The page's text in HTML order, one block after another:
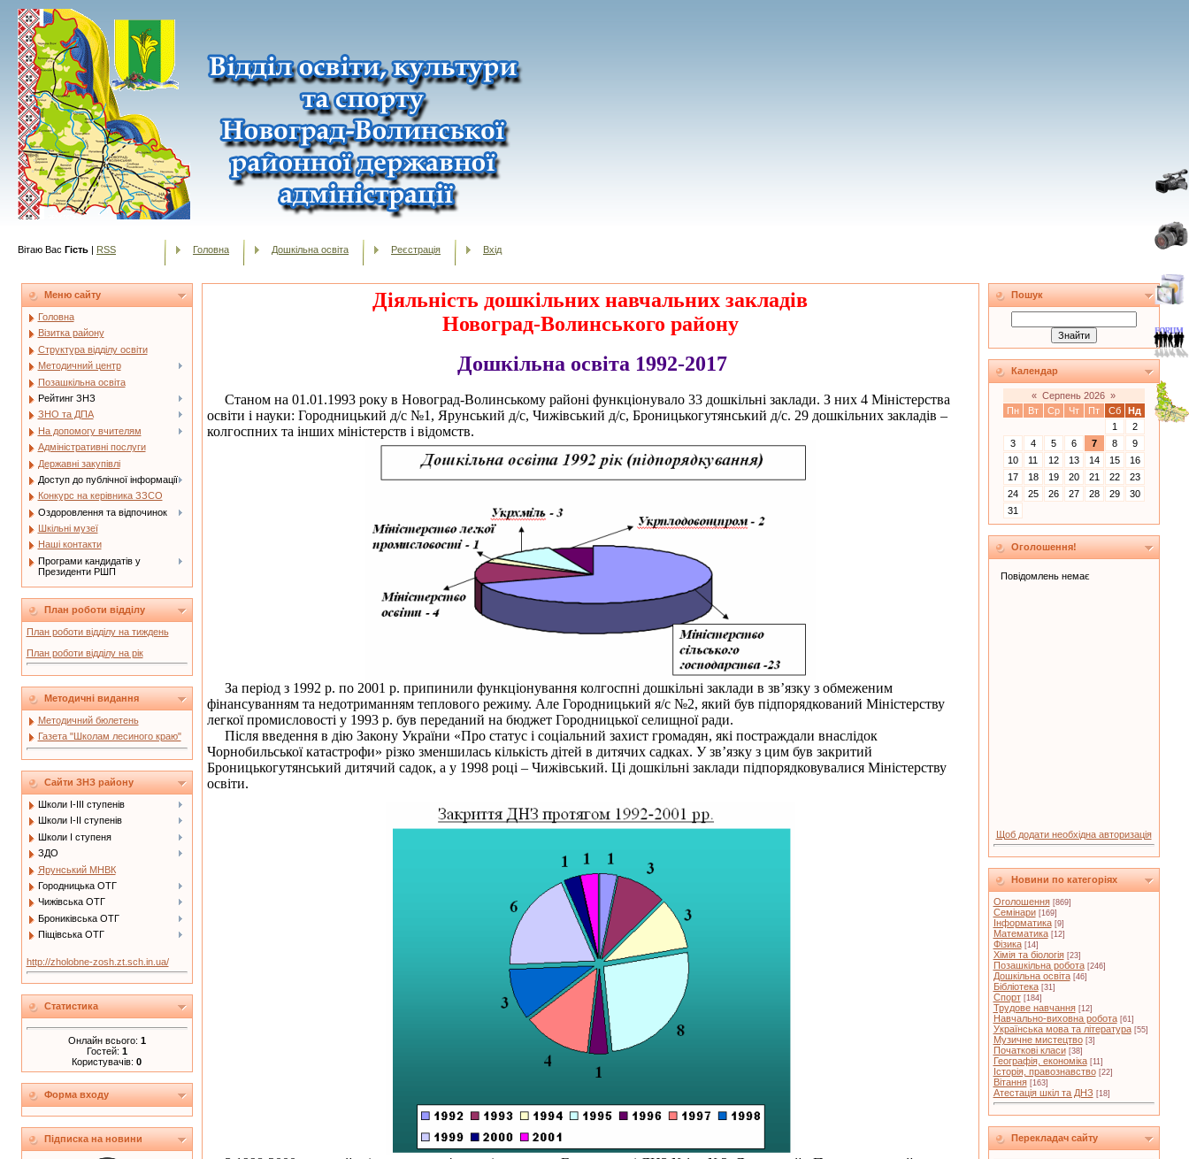
Вітаю Вас Гість | RSS Головна Дошкільна освіта Реєстрація Вхід
Меню сайту
Головна
Візитка району
Структура відділу освіти
Методичний центр
Позашкільна освіта
Рейтинг ЗНЗ
ЗНО та ДПА
На допомогу вчителям
Адміністративні послуги
Державні закупівлі
Доступ до публічної інформації
Конкурс на керівника ЗЗСО
Оздоровлення та відпочинок
Шкільні музеї
Наші контакти
Програми кандидатів у
Президенти РШП
План роботи відділу
План роботи відділу на тиждень
План роботи відділу на рік
Методичні видання
Методичний бюлетень
Газета "Школам лесиного краю"
Сайти ЗНЗ району
Школи І-ІІІ ступенів
Школи І-ІІ ступенів
Школи І ступеня
ЗДО
Ярунський МНВК
Городницька ОТГ
Чижівська ОТГ
Брониківська ОТГ
Піщівська ОТГ
http://zholobne-zosh.zt.sch.in.ua/
Статистика
Онлайн всього: 1
Гостей: 1
Користувачів: 0
Форма входу
Підписка на новини
Діяльність дошкільних навчальних закладів
Новоград-Волинського району
Дошкільна освіта 1992-2017
Станом на 01.01.1993 року в Новоград-Волинському районі функціонувало 33 дошкільні заклади. З них 4 Міністерства
освіти і науки: Городницький д/с №1, Ярунський д/с, Чижівський д/с, Броницькогутянський д/с. 29 дошкільних закладів –
колгоспних та інших міністерств і відомств.
За період з 1992 р. по 2001 р. припинили функціонування колгоспні дошкільні заклади в зв’язку з обмеженим
фінансуванням та недотриманням теплового режиму. Але Городницький я/с №2, який був підпорядкований Міністерству
легкої промисловості у 1993 р. був переданий на бюджет Городницької селищної ради.
Після введення в дію Закону України «Про статус і соціальний захист громадян, які постраждали внаслідок
Чорнобильської катастрофи» різко зменшилась кількість дітей в дитячих садках. У зв’язку з цим був закритий
Броницькогутянський дитячий садок, а у 1998 році – Чижівський. Ці дошкільні заклади підпорядковувалися Міністерству
освіти.
Пошук
Календар
« Серпень 2026 »
Пн
Вт Ср Чт Пт Сб
Нд
1
2
3
4 5 6 7 8
9
10
11 12 13 14 15
16
17
18 19 20 21 22
23
24
25 26 27 28 29
30
31
Оголошення!
Щоб додати необхідна авторизація
Новини по категоріях
Оголошення [869]
Семінари [169]
Інформатика [9]
Математика [12]
Фізика [14]
Хімія та біологія [23]
Позашкільна робота [246]
Дошкільна освіта [46]
Бібліотека [31]
Спорт [184]
Трудове навчання [12]
Навчально-виховна робота [61]
Українська мова та література [55]
Музичне мистецтво [3]
Початкові класи [38]
Географія, економіка [11]
Історія, правознавство [22]
Вітання [163]
Атестація шкіл та ДНЗ [18]
Перекладач сайту